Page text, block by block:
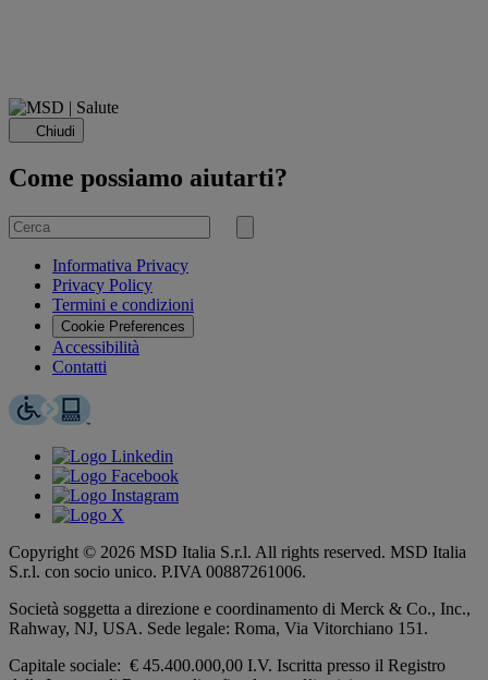
Chiudi
Come possiamo aiutarti?
Cerca
per
Invia
Informativa Privacy
Privacy Policy
Termini e condizioni
Cookie Preferences
Accessibilità
Contatti
Copyright © 2026 MSD Italia S.r.l. All rights reserved. MSD Italia
S.r.l. con socio unico. P.IVA 00887261006.
Società soggetta a direzione e coordinamento di Merck & Co., Inc.,
Rahway, NJ, USA. Sede legale: Roma, Via Vitorchiano 151.
Capitale sociale: € 45.400.000,00 I.V. Iscritta presso il Registro